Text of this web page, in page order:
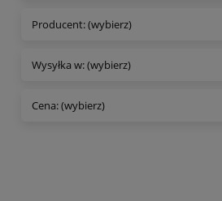
Producent: (wybierz)
Wysyłka w: (wybierz)
Cena: (wybierz)